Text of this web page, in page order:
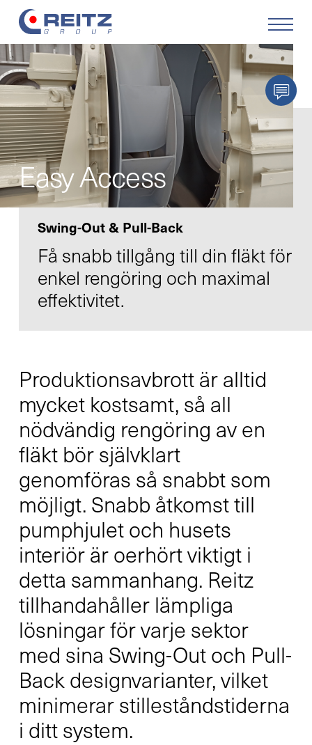
Produkter
Lösningar
Service
Retrofit
Företaget
Karriär
Kontakt
Infocenter
DE EN SV ZH
Swing-Out & Pull-Back
Easy Access
Få snabb tillgång till din fläkt för
enkel rengöring och maximal
effektivitet.
Produktionsavbrott är alltid
mycket kostsamt, så all
nödvändig rengöring av en
fläkt bör självklart
genomföras så snabbt som
möjligt. Snabb åtkomst till
pumphjulet och husets
interiör är oerhört viktigt i
detta sammanhang. Reitz
tillhandahåller lämpliga
lösningar för varje sektor
med sina Swing-Out och Pull-
Back designvarianter, vilket
minimerar stilleståndstiderna
i ditt system.